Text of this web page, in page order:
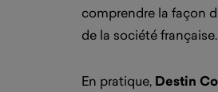
comprendre la façon
de la société française.
En pratique, Destin